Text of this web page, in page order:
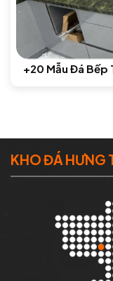
+20 Mẫu Đá Bếp
KHO ĐÁ HƯNG